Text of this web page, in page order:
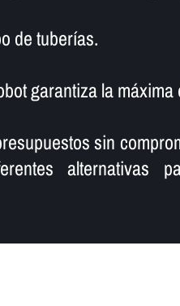
de tuberí­as.
garantiza la
sin
alternativas